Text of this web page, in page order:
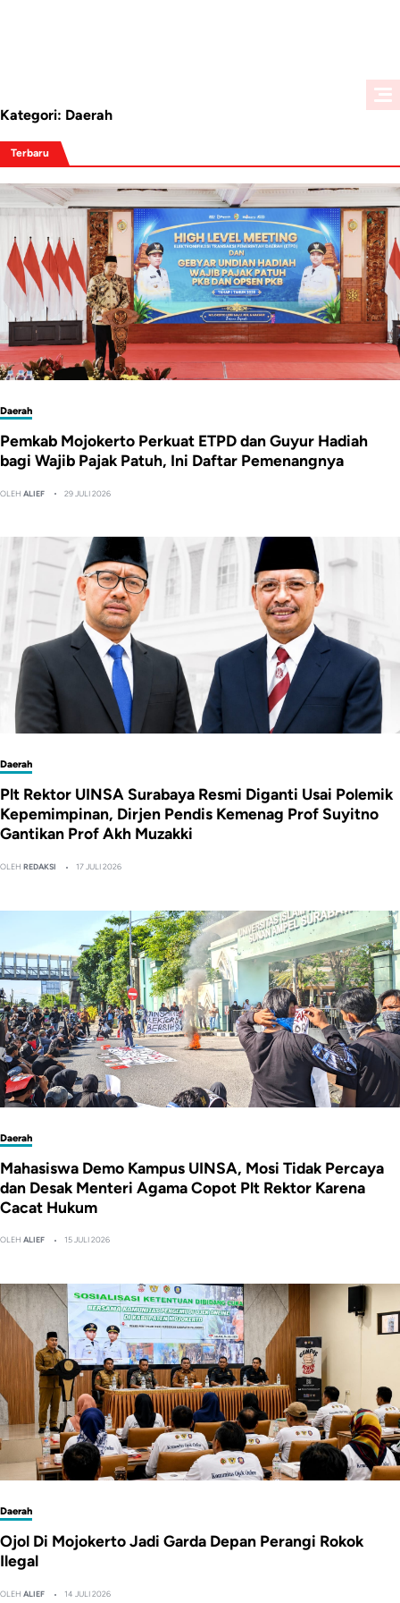
Kategori: Daerah
Terbaru
Daerah
Pemkab Mojokerto Perkuat ETPD dan Guyur Hadiah
bagi Wajib Pajak Patuh, Ini Daftar Pemenangnya
OLEHALIEF 29 JULI 2026
Daerah
Plt Rektor UINSA Surabaya Resmi Diganti Usai Polemik
Kepemimpinan, Dirjen Pendis Kemenag Prof Suyitno
Gantikan Prof Akh Muzakki
OLEHREDAKSI 17 JULI 2026
Daerah
Mahasiswa Demo Kampus UINSA, Mosi Tidak Percaya
dan Desak Menteri Agama Copot Plt Rektor Karena
Cacat Hukum
OLEHALIEF 15 JULI 2026
Daerah
Ojol Di Mojokerto Jadi Garda Depan Perangi Rokok
Ilegal
OLEHALIEF 14 JULI 2026